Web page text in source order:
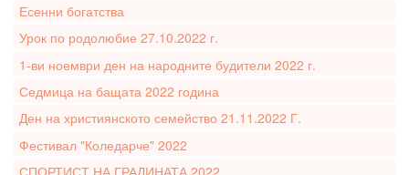
Есенни богатства
Урок по родолюбие 27.10.2022 г.
1-ви ноември ден на народните будители 2022 г.
Седмица на бащата 2022 година
Ден на християнското семейство 21.11.2022 Г.
Фестивал "Коледарче" 2022